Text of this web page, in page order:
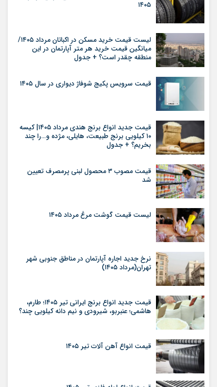
۱۴۰۵
لیست قیمت خرید مسکن در اکباتان مرداد ۱۴۰۵/
میانگین قیمت خرید هر متر آپارتمان در این
منطقه چقدر است؟ + جدول
قیمت سرویس پکیج شوفاژ دیواری در سال ۱۴۰۵
قیمت جدید انواع برنج هندی مرداد ۱۴۰۵| کیسه
۱۰ کیلویی برنج طبیعت، هایلی، مژده و…را چند
بخریم؟ + جدول
قیمت مصوب ۳ محصول لبنی پرمصرف تعیین
شد
لیست قیمت گوشت مرغ مرداد ۱۴۰۵
نرخ جدید اجاره آپارتمان در مناطق جنوبی شهر
تهران(مرداد ۱۴۰۵)
قیمت جدید انواع برنج ایرانی تیر ۱۴۰۵؛ طارم،
هاشمی؛ عنبربو، شیرودی و نیم دانه کیلویی چند؟
قیمت انواع آهن آلات تیر ۱۴۰۵